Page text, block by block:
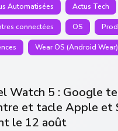
Automatisées Actus Tech
connectées OS
Wear OS (Android Wear)
Watch 5 : Google
et tacle Apple et
le 12 août